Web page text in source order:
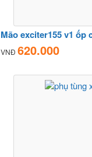
VNĐ620.000